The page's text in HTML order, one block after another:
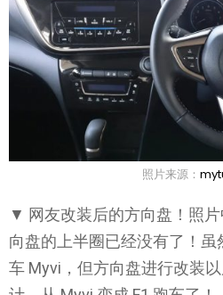
照片来源：
▼ 网友改装后的方向盘！照
向盘的上半圈已经没有了！
车 Myvi，但方向盘进行改装